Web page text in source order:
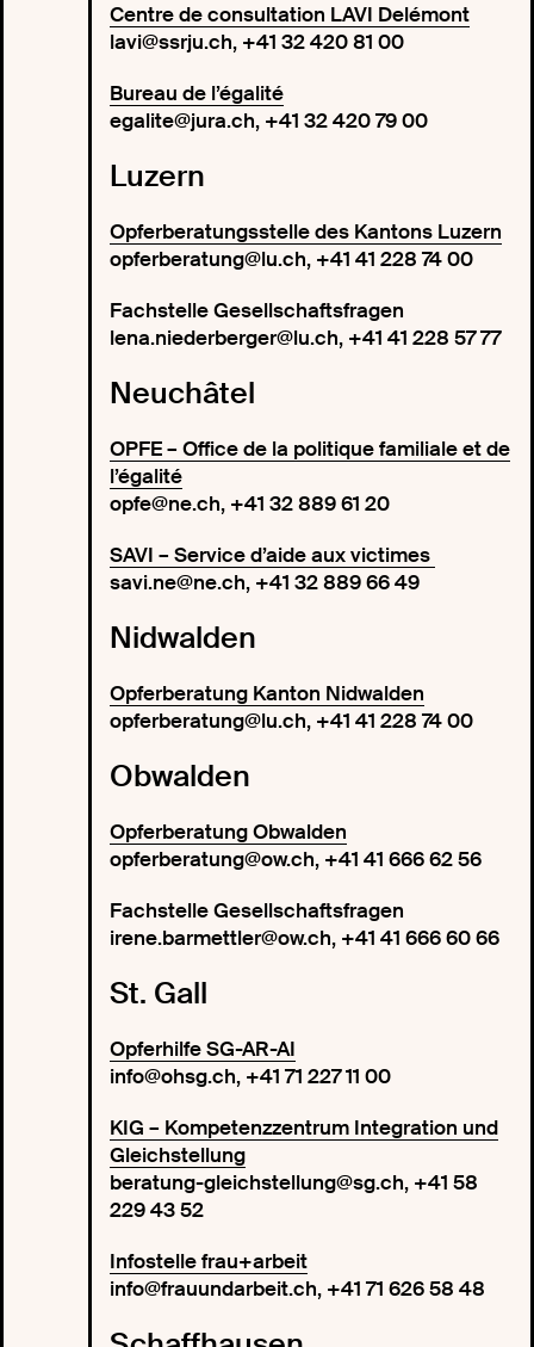
Centre de consultation LAVI Delémont
lavi@ssrju.ch, +41 32 420 81 00
Bureau de l’égalité
egalite@jura.ch, +41 32 420 79 00
Luzern
Opferberatungsstelle des Kantons Luzern
opferberatung@lu.ch, +41 41 228 74 00
Fachstelle Gesellschaftsfragen
lena.niederberger@lu.ch, +41 41 228 57 77
Neuchâtel
OPFE – Office de la politique familiale et de
l’égalité
opfe@ne.ch, +41 32 889 61 20
SAVI – Service d’aide aux victimes
savi.ne@ne.ch, +41 32 889 66 49
Nidwalden
Opferberatung Kanton Nidwalden
opferberatung@lu.ch, +41 41 228 74 00
Obwalden
Opferberatung Obwalden
opferberatung@ow.ch, +41 41 666 62 56
Fachstelle Gesellschaftsfragen
irene.barmettler@ow.ch, +41 41 666 60 66
St. Gall
Opferhilfe SG-AR-AI
info@ohsg.ch, +41 71 227 11 00
KIG – Kompetenzzentrum Integration und
Gleichstellung
beratung-gleichstellung@sg.ch, +41 58
229 43 52
Infostelle frau+arbeit
info@frauundarbeit.ch, +41 71 626 58 48